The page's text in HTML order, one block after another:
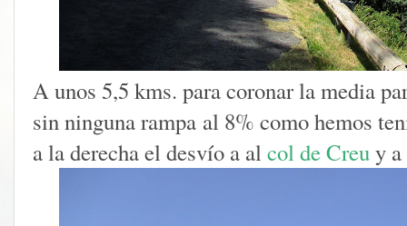
A unos 5,5 kms. para coronar la media
sin ninguna rampa al 8% como hemos
a la derecha el desvío a al col de Creuy